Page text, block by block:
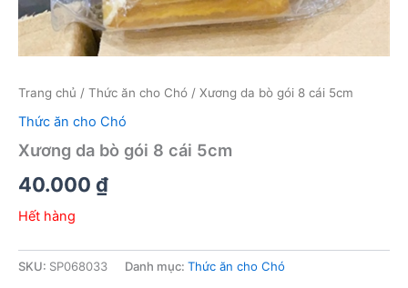
Trang chủ / Thức ăn cho Chó / Xương da bò gói 8 cái 5cm
Thức ăn cho Chó
Xương da bò gói 8 cái 5cm
40.000 ₫
Hết hàng
SKU: SP068033 Danh mục: Thức ăn cho Chó